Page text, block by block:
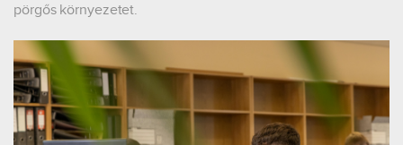
pörgős környezetet.